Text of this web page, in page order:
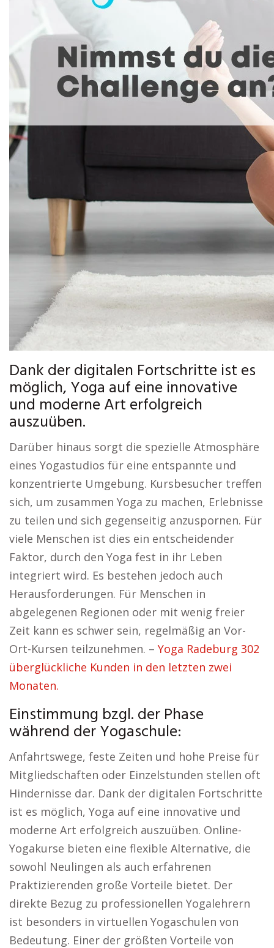
Dank der digitalen Fortschritte ist es
möglich, Yoga auf eine innovative
und moderne Art erfolgreich
auszuüben.
Darüber hinaus sorgt die spezielle Atmosphäre
eines Yogastudios für eine entspannte und
konzentrierte Umgebung. Kursbesucher treffen
sich, um zusammen Yoga zu machen, Erlebnisse
zu teilen und sich gegenseitig anzuspornen. Für
viele Menschen ist dies ein entscheidender
Faktor, durch den Yoga fest in ihr Leben
integriert wird. Es bestehen jedoch auch
Herausforderungen. Für Menschen in
abgelegenen Regionen oder mit wenig freier
Zeit kann es schwer sein, regelmäßig an Vor-
Ort-Kursen teilzunehmen. – Yoga Radeburg 302
überglückliche Kunden in den letzten zwei
Monaten.
Einstimmung bzgl. der Phase
während der Yogaschule:
Anfahrtswege, feste Zeiten und hohe Preise für
Mitgliedschaften oder Einzelstunden stellen oft
Hindernisse dar. Dank der digitalen Fortschritte
ist es möglich, Yoga auf eine innovative und
moderne Art erfolgreich auszuüben. Online-
Yogakurse bieten eine flexible Alternative, die
sowohl Neulingen als auch erfahrenen
Praktizierenden große Vorteile bietet. Der
direkte Bezug zu professionellen Yogalehrern
ist besonders in virtuellen Yogaschulen von
Bedeutung. Einer der größten Vorteile von